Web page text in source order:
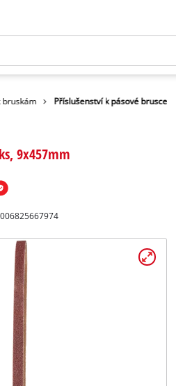
bruskám Příslušenství k pásové brusce
9x457mm